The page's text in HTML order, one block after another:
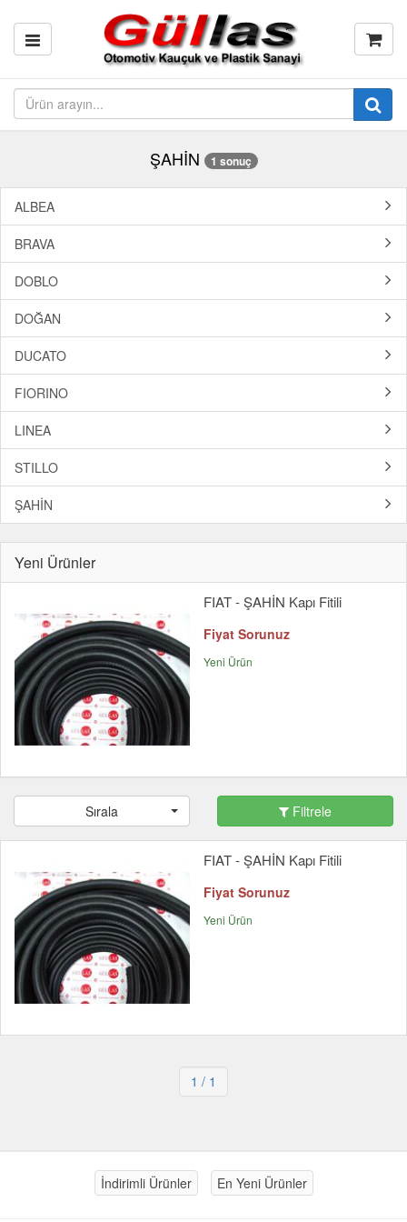
ŞAHİN 1 sonuç
ALBEA
BRAVA
DOBLO
DOĞAN
DUCATO
FIORINO
LINEA
STILLO
ŞAHİN
Yeni Ürünler
FIAT - ŞAHİN Kapı Fitili
Fiyat Sorunuz
Yeni Ürün
Sırala Filtrele
FIAT - ŞAHİN Kapı Fitili
Fiyat Sorunuz
Yeni Ürün
1 / 1
İndirimli Ürünler En Yeni Ürünler